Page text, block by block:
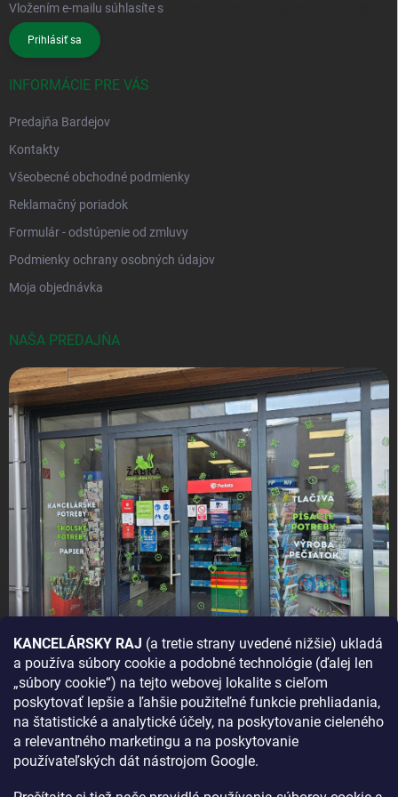
KANCELÁRSKY RAJ (a tretie strany uvedené nižšie) ukladá
a používa súbory cookie a podobné technológie (ďalej len
„súbory cookie“) na tejto webovej lokalite s cieľom
poskytovať lepšie a ľahšie použiteľné funkcie prehliadania,
na štatistické a analytické účely, na poskytovanie cieleného
a relevantného marketingu a na poskytovanie
používateľských dát nástrojom Google.
Vložením e-mailu súhlasíte s
Prihlásiť sa
INFORMÁCIE PRE VÁS
Predajňa Bardejov
Kontakty
Všeobecné obchodné podmienky
Reklamačný poriadok
Formulár - odstúpenie od zmluvy
Podmienky ochrany osobných údajov
Moja objednávka
NAŠA PREDAJŇA
AKO SA K NÁM DOSTANETE?